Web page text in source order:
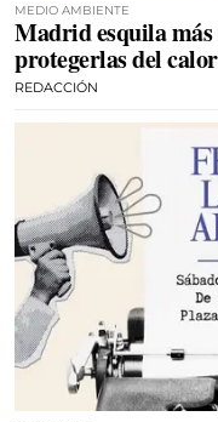
MEDIO AMBIENTE
Madrid esquila más
protegerlas del
REDACCIÓN